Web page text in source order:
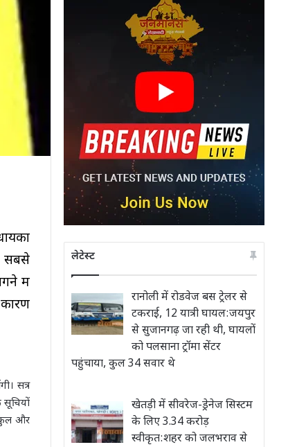
सबसे
में
सत्र
सूचियों
और
लेटेस्ट
रानोली में रोडवेज बस ट्रेलर से
टकराई, 12 यात्री घायल:जयपुर
से सुजानगढ़ जा रही थी, घायलों
को पलसाना ट्रॉमा सेंटर
पहुंचाया, कुल 34 सवार थे
खेतड़ी में सीवरेज-ड्रेनेज सिस्टम
के लिए 3.34 करोड़
स्वीकृत:शहर को जलभराव से